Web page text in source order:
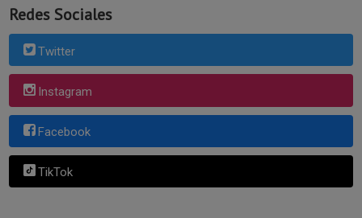
Redes Sociales
Twitter
Instagram
Facebook
TikTok